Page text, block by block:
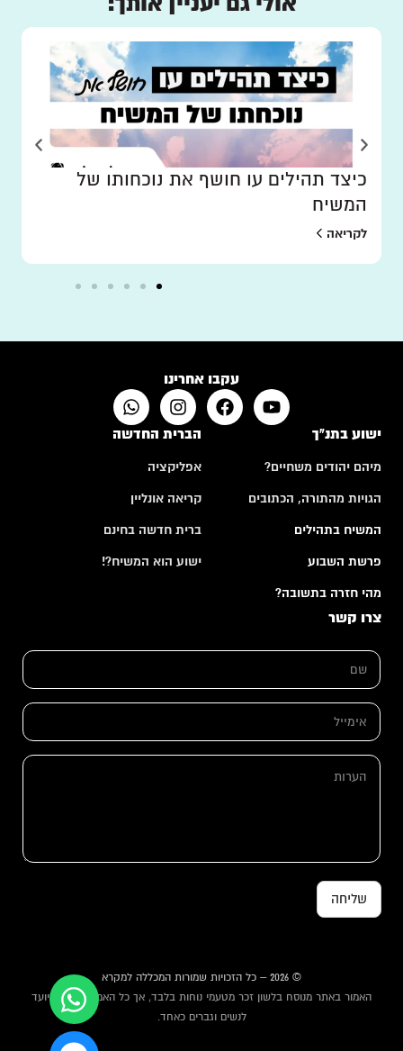
כיצד תהילים עו חושף את נוכחותו של
המשיח
לקריאה
עקבו אחרינו
ישוע בתנ"ך
מיהם יהודים משחיים?
הגויות מהתורה, הכתובים
המשיח בתהילים
פרשת השבוע
מהי חזרה בתשובה?
הברית החדשה
אפליקציה
קריאה אונליין
ברית חדשה בחינם
ישוע הוא המשיח?!
צרו קשר
ם
א
י
י
ל
ש
*
א
מ
י
ה
שליחה
© 2026 – כל הזכויות שמורות המכללה למקרא
האמור באתר מנוסח בלשון זכר מטעמי נוחות בלבד, אך כל האמור באתר מיועד
לנשים וגברים כאחד.